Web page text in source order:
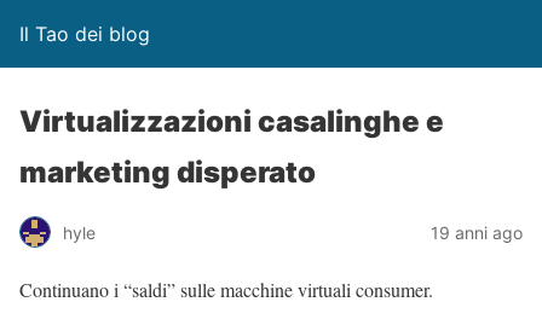
Il Tao dei blog
Virtualizzazioni casalinghe e
marketing disperato
hyle 19 anni ago
Continuano i “saldi” sulle macchine virtuali consumer.